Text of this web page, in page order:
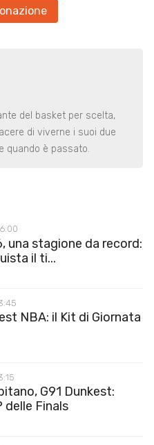
del basket per scelta,
di viverne i suoi due
quando è passato.
una stagione da record:
il ti...
NBA: il Kit di Giornata
G91 Dunkest:
delle Finals